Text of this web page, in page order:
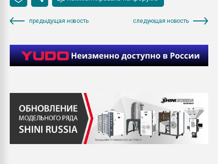
предыдущая новость следующая новость